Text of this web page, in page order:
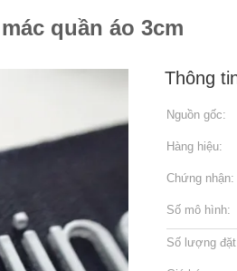
quần áo 3cm
Thông
Nguồn gốc:
Hàng hiệu:
Chứng nhận:
Số mô hình:
Số lượng